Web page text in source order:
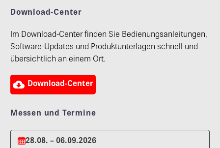
Download-Center
Im Download-Center finden Sie Bedienungsanleitungen,
Software-Updates und Produktunterlagen schnell und
übersichtlich an einem Ort.
 Download-Center
Messen und Termine
28.08. – 06.09.2026